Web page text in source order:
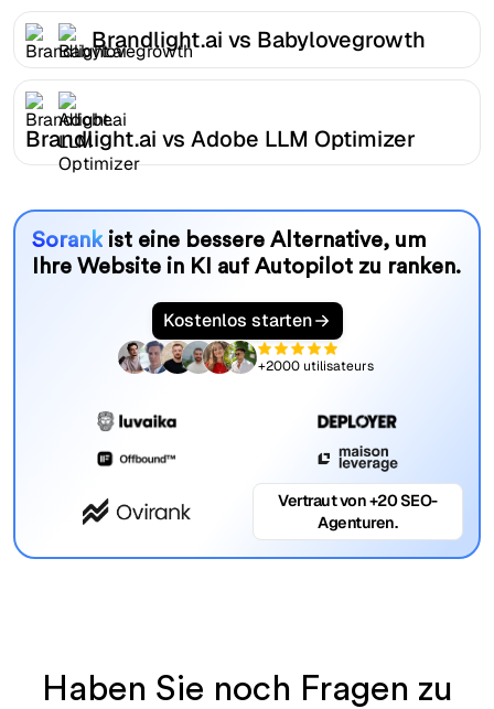
Brandlight.ai vs Babylovegrowth
Brandlight.ai vs Adobe LLM Optimizer
Sorankist eine bessere Alternative, um
Ihre Website in KI auf Autopilot zu ranken.
Kostenlos starten
+2000 utilisateurs
Vertraut von +20 SEO-
Agenturen.
Haben Sie noch Fragen zu